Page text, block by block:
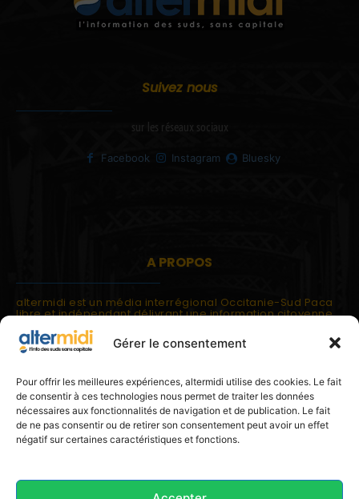
Gérer le consentement
Pour offrir les meilleures expériences, altermidi utilise des cookies. Le fait
de consentir à ces technologies nous permet de traiter les données
nécessaires aux fonctionnalités de navigation et de publication. Le fait
de ne pas consentir ou de retirer son consentement peut avoir un effet
négatif sur certaines caractéristiques et fonctions.
Suivez nous
sur les réseaux sociaux
Facebook Instagram Bluesky
A PROPOS
altermidi est un média interrégional Occitanie-Sud Paca
libre et indépendant délivrant une information citoyenne
altermidi est ouvert sur les suds, la méditerranée,
l'europe.
altermidi aborde des thématiques globales évaluées à
partir des constats de terrain ou d'analyses à l'échelon
local.
altermidi c'est l'information capitale, sans capitale.